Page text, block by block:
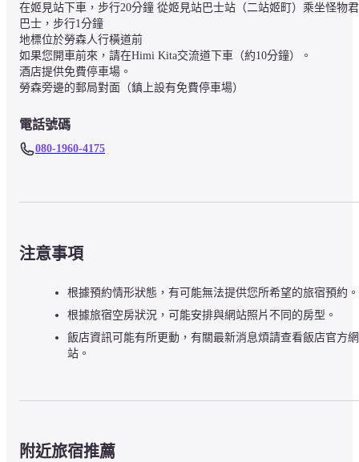
在姬見站下車，步行20分鐘 從姬見站巴士站（二站姬町）乘坐怪物君
巴士，步行1分鐘
地標位於勞森人行橫道前
如果您開車前來，請在Himi Kita交流道下車（約10分鐘）。
酒店提供免費停車場。
勞森旁邊的郵局對面（鎮上設有免費停車場）
電話號碼
080-1960-4175
注意事項
根據預約情形狀態，有可能無法提供您所希望的旅宿預約。
根據旅宿空房狀況，可能安排與網站照片不同的房型。
飯店資訊可能有所更動，有關最新消息煩請查看飯店官方網
站。
附近旅宿推薦